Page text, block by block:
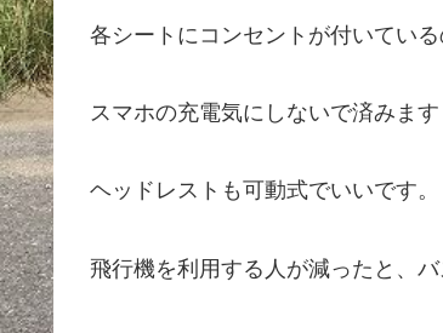
各シートにコンセントが付いている
スマホの充電気にしないで済みます
ヘッドレストも可動式でいいです。
飛行機を利用する人が減ったと、